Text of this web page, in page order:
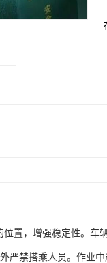
置，增强稳定性。
严禁搭乘人员。作业中